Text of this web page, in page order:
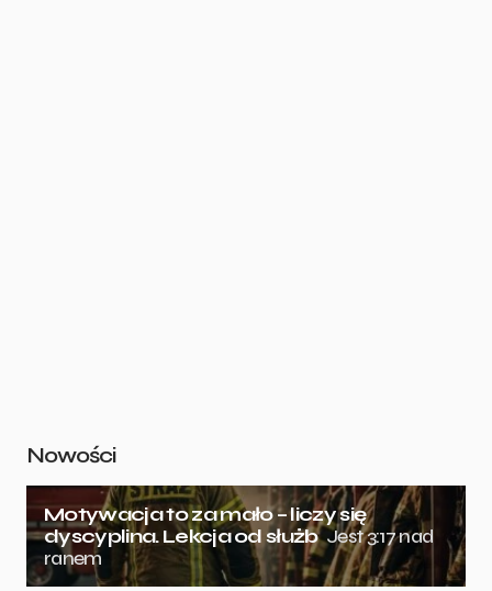
Nowości
Motywacja to za mało – liczy się
dyscyplina. Lekcja od służb Jest 3:17 nad
ranem